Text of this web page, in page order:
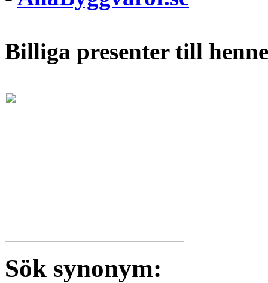
Billiga presenter till
Sök synonym: